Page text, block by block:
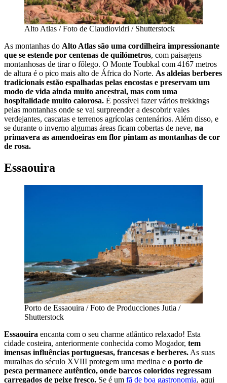
Alto Atlas / Foto de Claudiovidri / Shutterstock
As montanhas do Alto Atlas são uma cordilheira impressionante
que se estende por centenas de quilómetros, com paisagens
montanhosas de tirar o fôlego. O Monte Toubkal com 4167 metros
de altura é o pico mais alto de África do Norte. As aldeias berberes
tradicionais estão espalhadas pelas encostas e preservam um
modo de vida ainda muito ancestral, mas com uma
hospitalidade muito calorosa. É possível fazer vários trekkings
pelas montanhas onde se vai surpreender a descobrir vales
verdejantes, cascatas e terrenos agrícolas centenários. Além disso, e
se durante o inverno algumas áreas ficam cobertas de neve, na
primavera as amendoeiras em flor pintam as montanhas de cor
de rosa.
Essaouira
Porto de Essaouira / Foto de Producciones Jutia /
Shutterstock
Essaouira encanta com o seu charme atlântico relaxado! Esta
cidade costeira, anteriormente conhecida como Mogador, tem
imensas influências portuguesas, francesas e berberes. As suas
muralhas do século XVIII protegem uma medina e o porto de
pesca permanece autêntico, onde barcos coloridos regressam
carregados de peixe fresco. Se é um fã de boa gastronomia, aqui